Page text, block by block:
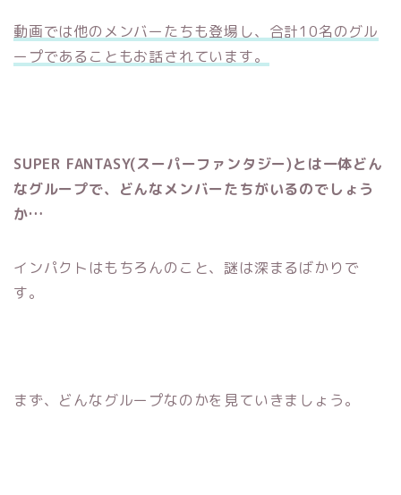
動画では他のメンバーたちも登場し、合計10名のグル
ープであることもお話されています。
SUPER FANTASY(スーパーファンタジー)とは一体どん
なグループで、どんなメンバーたちがいるのでしょう
か…
インパクトはもちろんのこと、謎は深まるばかりで
す。
まず、どんなグループなのかを見ていきましょう。